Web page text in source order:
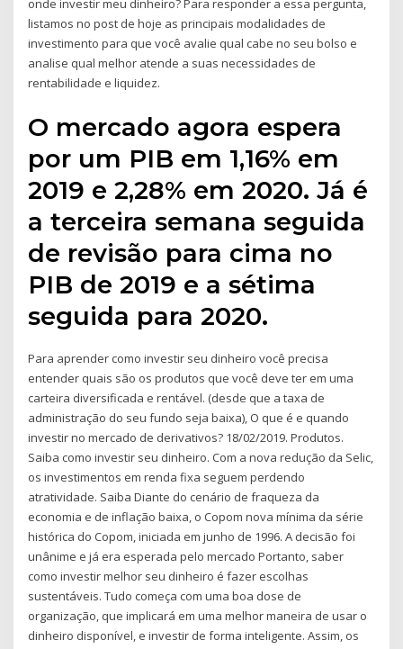
onde investir meu dinheiro? Para responder a essa pergunta,
listamos no post de hoje as principais modalidades de
investimento para que você avalie qual cabe no seu bolso e
analise qual melhor atende a suas necessidades de
rentabilidade e liquidez.
O mercado agora espera
por um PIB em 1,16% em
2019 e 2,28% em 2020. Já é
a terceira semana seguida
de revisão para cima no
PIB de 2019 e a sétima
seguida para 2020.
Para aprender como investir seu dinheiro você precisa
entender quais são os produtos que você deve ter em uma
carteira diversificada e rentável. (desde que a taxa de
administração do seu fundo seja baixa), O que é e quando
investir no mercado de derivativos? 18/02/2019. Produtos.
Saiba como investir seu dinheiro. Com a nova redução da Selic,
os investimentos em renda fixa seguem perdendo
atratividade. Saiba Diante do cenário de fraqueza da
economia e de inflação baixa, o Copom nova mínima da série
histórica do Copom, iniciada em junho de 1996. A decisão foi
unânime e já era esperada pelo mercado Portanto, saber
como investir melhor seu dinheiro é fazer escolhas
sustentáveis. Tudo começa com uma boa dose de
organização, que implicará em uma melhor maneira de usar o
dinheiro disponível, e investir de forma inteligente. Assim, os